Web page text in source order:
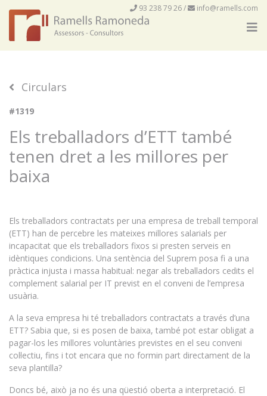
93 238 79 26/ info@ramells.com
Circulars
#1319
Els treballadors d’ETT també
tenen dret a les millores per
baixa
Els treballadors contractats per una empresa de treball temporal
(ETT) han de percebre les mateixes millores salarials per
incapacitat que els treballadors fixos si presten serveis en
idèntiques condicions. Una sentència del Suprem posa fi a una
pràctica injusta i massa habitual: negar als treballadors cedits el
complement salarial per IT previst en el conveni de l’empresa
usuària.
A la seva empresa hi té treballadors contractats a través d’una
ETT? Sabia que, si es posen de baixa, també pot estar obligat a
pagar-los les millores voluntàries previstes en el seu conveni
col·lectiu, fins i tot encara que no formin part directament de la
seva plantilla?
Doncs bé, això ja no és una qüestió oberta a interpretació. El